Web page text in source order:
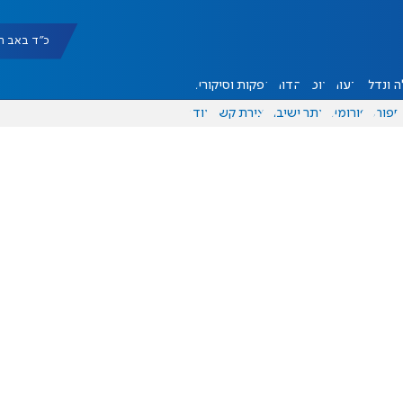
כ"ד באב תשפ"ו
ונדל"ן דעות אוכל יהדות הפקות וסיקורים
ספורט פורומים אתר ישיבה יצירת קשר עוד